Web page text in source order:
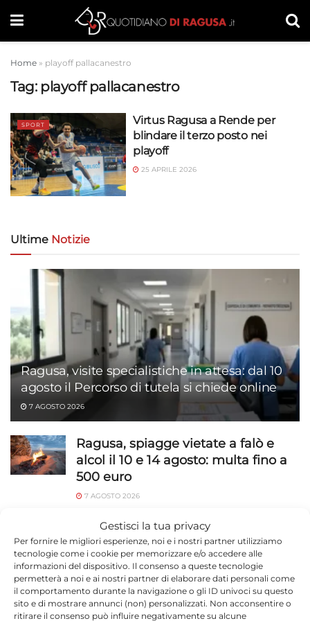
Gestisci la tua privacy
Per fornire le migliori esperienze, noi e i nostri partner utilizziamo
tecnologie come i cookie per memorizzare e/o accedere alle
informazioni del dispositivo. Il consenso a queste tecnologie
permetterà a noi e ai nostri partner di elaborare dati personali come
il comportamento durante la navigazione o gli ID univoci su questo
sito e di mostrare annunci (non) personalizzati. Non acconsentire o
ritirare il consenso può influire negativamente su alcune
Home » playoff pallacanestro
Tag: playoff pallacanestro
SPORT
Virtus Ragusa a Rende per
blindare il terzo posto nei
playoff
25 APRILE 2026
Ultime Notizie
Ragusa, visite specialistiche in attesa: dal 10
agosto il Percorso di tutela si chiede online
7 AGOSTO 2026
Ragusa, spiagge vietate a falò e
alcol il 10 e 14 agosto: multa fino a
500 euro
7 AGOSTO 2026
Marina di Modica, Enriquez al
Corallo e Lido Sud: tre serate dall’8
agosto
7 AGOSTO 2026
Bus gratuito per il Koala a Ragusa: